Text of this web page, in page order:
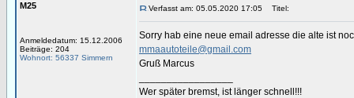
M25
Anmeldedatum: 15.12.2006
Beiträge: 204
Wohnort: 56337 Simmern
Verfasst am: 05.05.2020 17:05 Titel:
Sorry hab eine neue email adresse die alte ist
mmaautoteile@gmail.com
Gruß Marcus
Wer später bremst, ist länger schnell!!!